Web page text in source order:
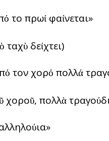
το πρωί φαίνεται»
δείχτει)
τον χορό πολλά
χοροῦ, πολλὰ